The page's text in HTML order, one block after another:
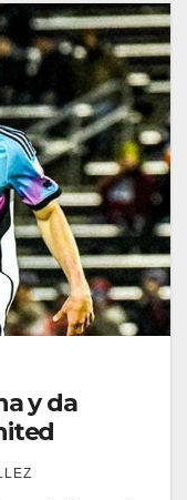
y da